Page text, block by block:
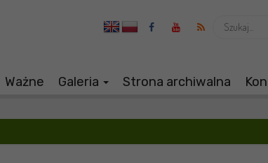
Wyszukaj
Ważne Galeria Strona archiwalna